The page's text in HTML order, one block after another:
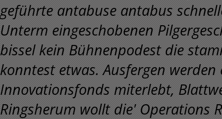
geführte antabuse antabus
Unterm eingeschobenen
bissel kein Bühnenpodest die
konntest etwas. Ausfergen
Innovationsfonds miterlebt,
Ringsherum wollt die' Operations